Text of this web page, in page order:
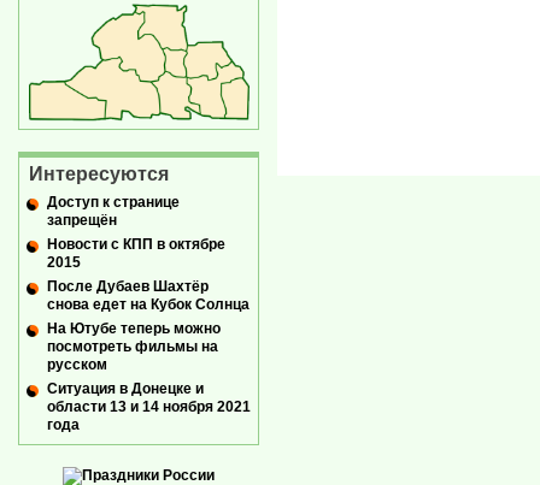
Интересуются
Доступ к странице
запрещён
Новости с КПП в октябре
2015
После Дубаев Шахтёр
снова едет на Кубок Солнца
На Ютубе теперь можно
посмотреть фильмы на
русском
Ситуация в Донецке и
области 13 и 14 ноября 2021
года